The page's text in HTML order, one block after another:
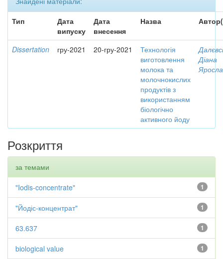
Тип
Дата
випуску
Дата
внесення
Назва
Dissertation гру-2021 20-гру-2021
Технологія
виготовлення
молока та
молочнокислих
продуктів з
використанням
біологічно
активного йоду
Діана
Розкриття
за темами
1
"Iodis-concentrate"
1
"Йодіс-концентрат"
1
63.637
1
biological value